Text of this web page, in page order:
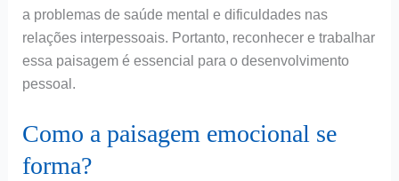
a problemas de saúde mental e dificuldades nas
relações interpessoais. Portanto, reconhecer e trabalhar
essa paisagem é essencial para o desenvolvimento
pessoal.
Como a paisagem emocional se
forma?